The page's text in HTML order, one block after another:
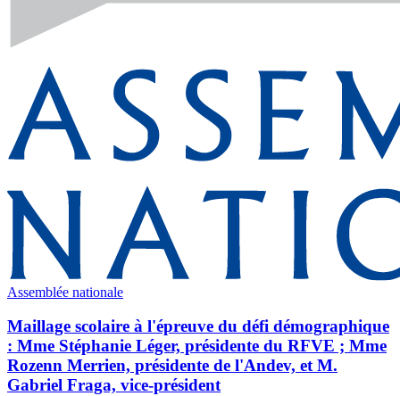
Assemblée nationale
Maillage scolaire à l'épreuve du défi démographique
: Mme Stéphanie Léger, présidente du RFVE ; Mme
Rozenn Merrien, présidente de l'Andev, et M.
Gabriel Fraga, vice-président